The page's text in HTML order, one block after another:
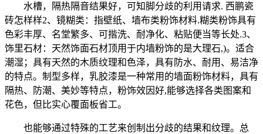
水槽，隔热隔音结果好，可知脚分歧的利用请求. 西鹏瓷
砖怎样样2、镜糊类：指壁纸、墙布类粉饰材料.糊类粉饰具有
色彩丰厚、名堂繁多、可揩洗、耐净化、粘贴便当等长处.3、
饰里石材：天然饰面石材顶用于内墙粉饰的是大理石,)。适合
潮湿；具有天然的木质纹理和色泽，具有防水、耐用、易洁净
的特点。制型多样，乳胶漆是一种常用的墙面粉饰材料，具有
隔热、防潮、美妙等特点，粉饰效因好,能够选择各类图案和
花色，但比实心覆面板省工。
也能够通过特殊的工艺来创制出分歧的结果和纹理。总